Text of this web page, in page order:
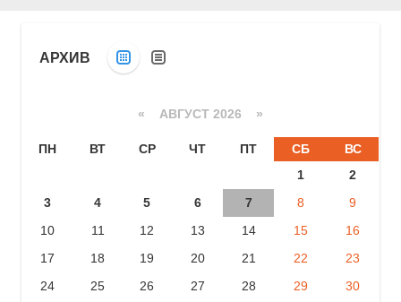
АРХИВ
« АВГУСТ 2026 »
ПН ВТ СР ЧТ ПТ СБ
ВС
1
2
3
4 5 6 7 8
9
10
11 12 13 14 15
16
17
18 19 20 21 22
23
24
25 26 27 28 29
30